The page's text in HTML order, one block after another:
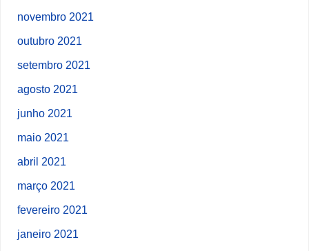
novembro 2021
outubro 2021
setembro 2021
agosto 2021
junho 2021
maio 2021
abril 2021
março 2021
fevereiro 2021
janeiro 2021